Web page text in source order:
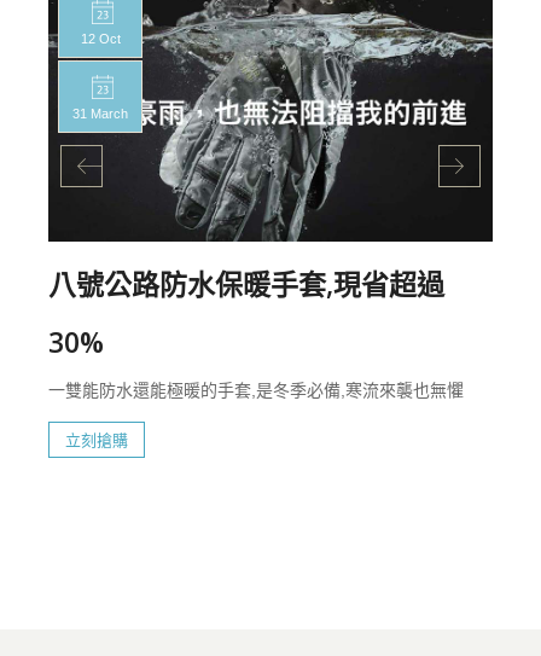
12 Oct
31 March
八號公路防水保暖手套,現省超過
30%
一雙能防水還能極暖的手套,是冬季必備,寒流來襲也無懼
立刻搶購